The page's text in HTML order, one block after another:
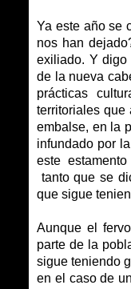
Ya este año se
nos han
exiliado. Y
de la nueva
prácticas
territoriales que
embalse, en la
infundado por
este
tanto que se
que sigue
Aunque el
parte de la
sigue teniendo
en el caso de